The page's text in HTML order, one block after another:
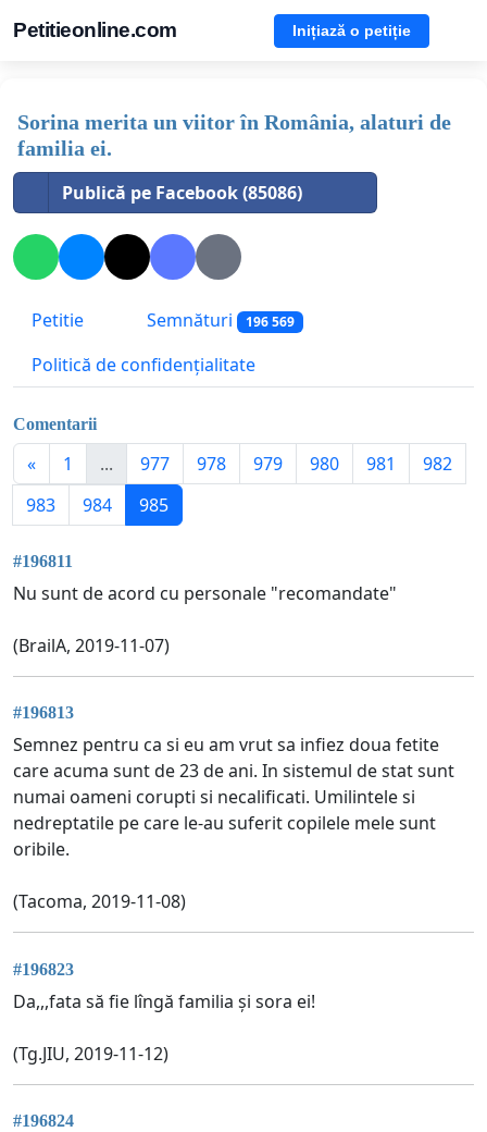
Petitieonline.com Inițiază o petiție
Sorina merita un viitor în România, alaturi de
familia ei.
Publică pe Facebook (85086)
Petitie Semnături 196 569
Politică de confidențialitate
Comentarii
« 1 ... 977 978 979 980 981
982
983
984 985
#196811
Nu sunt de acord cu personale "recomandate"
(BrailA, 2019-11-07)
#196813
Semnez pentru ca si eu am vrut sa infiez doua fetite
care acuma sunt de 23 de ani. In sistemul de stat sunt
numai oameni corupti si necalificati. Umilintele si
nedreptatile pe care le-au suferit copilele mele sunt
oribile.
(Tacoma, 2019-11-08)
#196823
Da,,,fata să fie lîngă familia și sora ei!
(Tg.JIU, 2019-11-12)
#196824